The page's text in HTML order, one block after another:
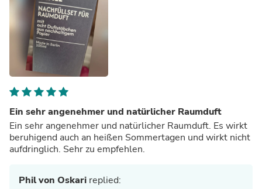
Ein sehr angenehmer und natürlicher Raumduft
Ein sehr angenehmer und natürlicher Raumduft. Es wirkt
beruhigend auch an heißen Sommertagen und wirkt nicht
aufdringlich. Sehr zu empfehlen.
Phil von Oskari replied: